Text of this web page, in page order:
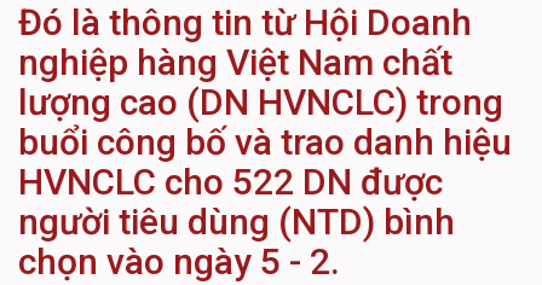
Đó là thông tin từ Hội Doanh
nghiệp hàng Việt Nam chất
lượng cao (DN HVNCLC) trong
buổi công bố và trao danh hiệu
HVNCLC cho 522 DN được
người tiêu dùng (NTD) bình
chọn vào ngày 5 - 2.